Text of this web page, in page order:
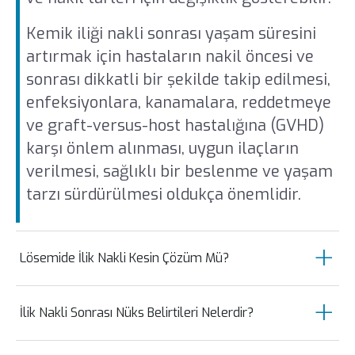
Kemik iliği nakli sonrası yaşam süresini
artırmak için hastaların nakil öncesi ve
sonrası dikkatli bir şekilde takip edilmesi,
enfeksiyonlara, kanamalara, reddetmeye
ve graft-versus-host hastalığına (GVHD)
karşı önlem alınması, uygun ilaçların
verilmesi, sağlıklı bir beslenme ve yaşam
tarzı sürdürülmesi oldukça önemlidir.
Lösemide İlik Nakli Kesin Çözüm Mü?
çoğalması ve işlev görmemesi sonucu
ortaya çıkan bir kanser türüdür. Lösemi
İlik Nakli Sonrası Nüks Belirtileri Nelerdir?